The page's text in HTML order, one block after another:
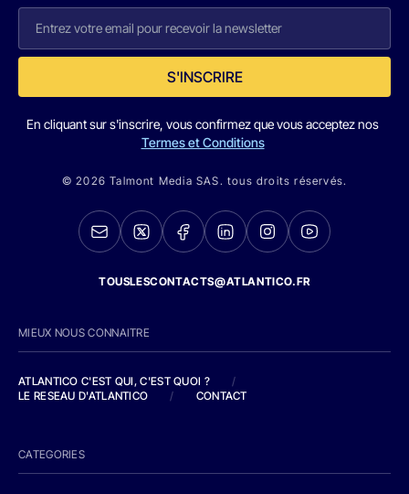
S'INSCRIRE
En cliquant sur s'inscrire, vous confirmez que vous acceptez nos
Termes et Conditions
© 2026 Talmont Media SAS. tous droits réservés.
TOUSLESCONTACTS@ATLANTICO.FR
MIEUX NOUS CONNAITRE
ATLANTICO C'EST QUI, C'EST QUOI ?
/
LE RESEAU D'ATLANTICO
/ CONTACT
CATEGORIES